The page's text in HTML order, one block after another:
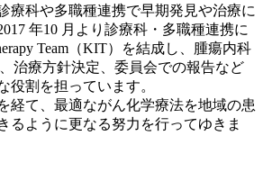
療科や多職種連携で早期発見や治療に
年10 月より診療科・多職種連携に
Team（KIT）を結成し、腫瘍内科
治療方針決定、委員会での報告など
役割を担っています。
経て、最適ながん化学療法を地域の患
るように更なる努力を行ってゆきま